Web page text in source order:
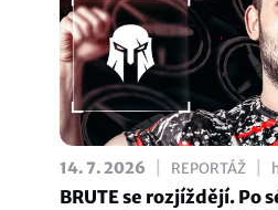
14. 7. 2026 REPORTÁŽ
BRUTE se rozjíždějí. Po